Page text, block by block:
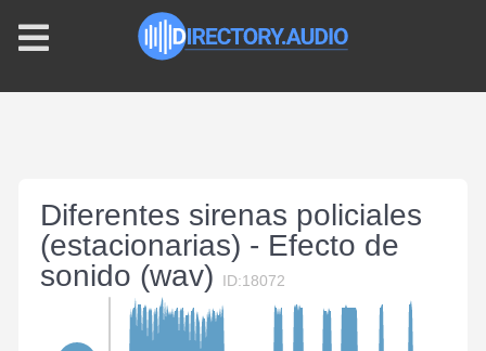
Diferentes sirenas policiales
(estacionarias) - Efecto de
sonido (wav)
ID:18072